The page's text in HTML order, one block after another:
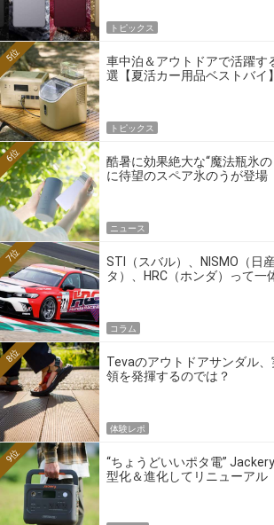
トピックス
車中泊＆アウトドアで活躍す
選【夏活カー用品ベストバイ】
5位
トピックス
酷暑に効果絶大な“魔法瓶氷の
に待望のスペア氷のうが登場
6位
ニュース
STI（スバル）、NISMO（日
タ）、HRC（ホンダ）って一
7位
コラム
Tevaのアウトドアサンダル
領を発揮するのでは？
8位
体験レポ
“ちょうどいいポタ電”
型化＆進化してリニューアル
9位